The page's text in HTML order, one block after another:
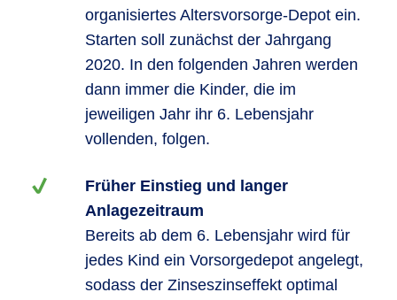
organisiertes Altersvorsorge-Depot ein.
Starten soll zunächst der Jahrgang
2020. In den folgenden Jahren werden
dann immer die Kinder, die im
jeweiligen Jahr ihr 6. Lebensjahr
vollenden, folgen.
Früher Einstieg und langer
Anlagezeitraum
Bereits ab dem 6. Lebensjahr wird für
jedes Kind ein Vorsorgedepot angelegt,
sodass der Zinseszinseffekt optimal